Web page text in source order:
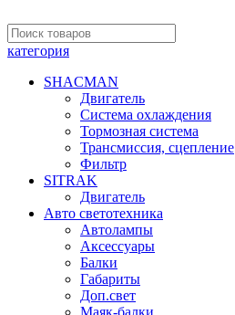
категория
SHACMAN
Двигатель
Система охлаждения
Тормозная система
Трансмиссия, сцепление
Фильтр
SITRAK
Двигатель
Авто светотехника
Автолампы
Аксессуары
Балки
Габариты
Доп.свет
Маяк-балки